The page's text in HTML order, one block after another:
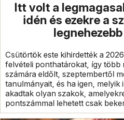
Itt volt a
idén és ezekre a
Csütörtök este kihirdették a
felvételi ponthatárokat, így több
számára eldőlt, szeptembertől
tanulmányait, és ha igen, melyik
akadtak olyan szakok,
pontszámmal lehetett csak